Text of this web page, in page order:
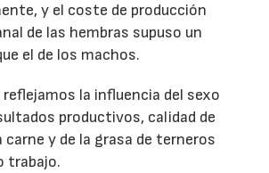
y el coste de producción
de las hembras supuso un
el de los machos.
reflejamos la influencia del sexo
productivos, calidad de
carne y de la grasa de terneros
trabajo.